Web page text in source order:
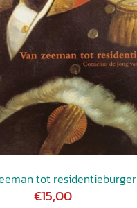
tot residentieburger
€15,00